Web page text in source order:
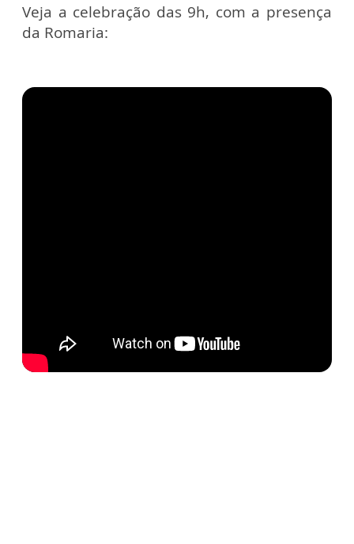
Veja a celebração das 9h, com a presença
da Romaria: